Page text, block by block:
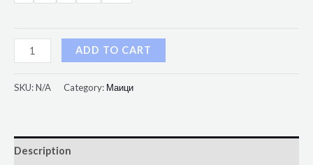
ADD TO CART
SKU:N/A Category: Маици
Description